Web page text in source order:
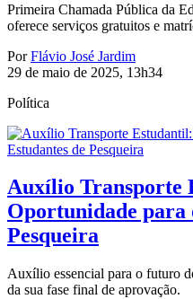
Primeira Chamada Pública da
oferece serviços gratuitos e
PorFlávio José Jardim
29 de maio de 2025, 13h34
Política
Auxílio Transporte
Oportunidade para
Pesqueira
Auxílio essencial para o futuro
da sua fase final de aprovação.